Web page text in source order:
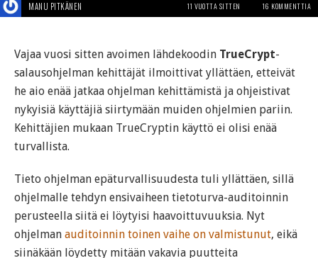
MANU PITKÄNEN 11 VUOTTA SITTEN 16 KOMMENTTIA
Vajaa vuosi sitten avoimen lähdekoodin TrueCrypt-
salausohjelman kehittäjät ilmoittivat yllättäen, etteivät
he aio enää jatkaa ohjelman kehittämistä ja ohjeistivat
nykyisiä käyttäjiä siirtymään muiden ohjelmien pariin.
Kehittäjien mukaan TrueCryptin käyttö ei olisi enää
turvallista.
Tieto ohjelman epäturvallisuudesta tuli yllättäen, sillä
ohjelmalle tehdyn ensivaiheen tietoturva-auditoinnin
perusteella siitä ei löytyisi haavoittuvuuksia. Nyt
ohjelman auditoinnin toinen vaihe on valmistunut, eikä
siinäkään löydetty mitään vakavia puutteita